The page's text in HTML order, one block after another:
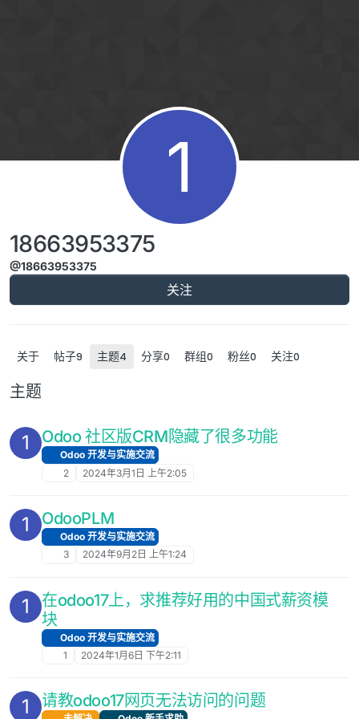
1
18663953375
@18663953375
关注
关于 帖子9 主题4 分享0 群组0 粉丝0 关注0
主题
1 Odoo 社区版CRM隐藏了很多功能
Odoo 开发与实施交流
2
2024年3月1日 上午2:05
1 OdooPLM
Odoo 开发与实施交流
3
2024年9月2日 上午1:24
1
在odoo17上，求推荐好用的中国式薪资模
块
Odoo 开发与实施交流
1
2024年1月6日 下午2:11
1 请教odoo17网页无法访问的问题